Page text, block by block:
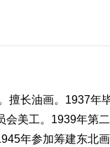
擅长油画。1937年
美工。1939年第
年参加筹建东北